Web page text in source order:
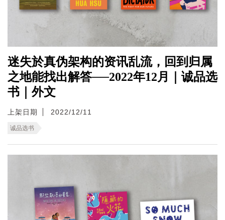
迷失於真伪架构的资讯乱流，回到归属
之地能找出解答──2022年12月｜诚品选
书｜外文
上架日期 2022/12/11
诚品选书